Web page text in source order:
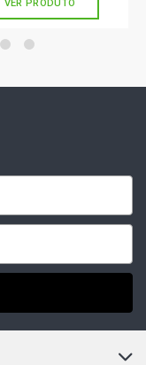
VER PRODUTO
7 8